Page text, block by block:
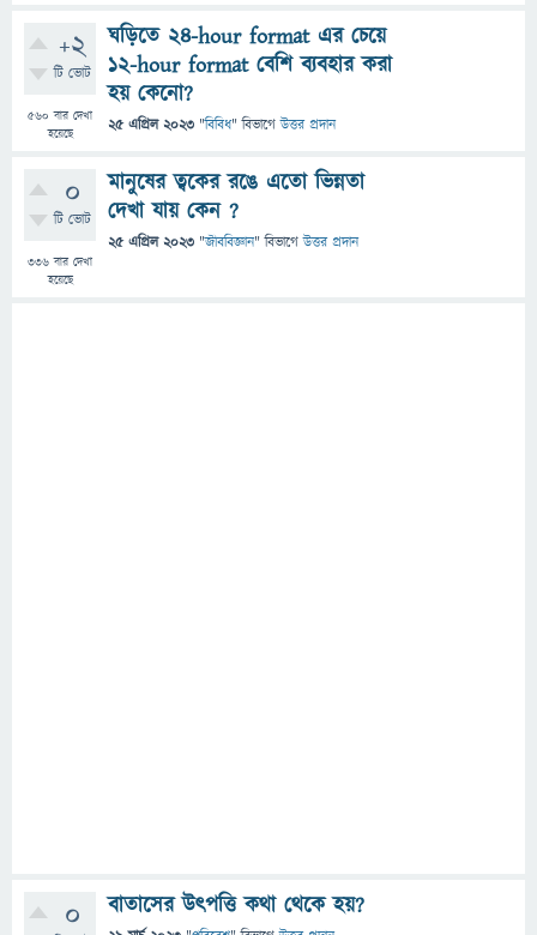
+2
টি ভোট
560 বার দেখা
হয়েছে
ঘড়িতে 24-hour format এর চেয়ে
12-hour format বেশি ব্যবহার করা
হয় কেনো?
25 এপ্রিল 2023 "বিবিধ" বিভাগে উত্তর প্রদান
0
টি ভোট
336 বার দেখা
হয়েছে
মানুষের ত্বকের রঙে এতো ভিন্নতা
দেখা যায় কেন ?
25 এপ্রিল 2023 "জীববিজ্ঞান" বিভাগে উত্তর প্রদান
0 বাতাসের উৎপত্তি কথা থেকে হয়?